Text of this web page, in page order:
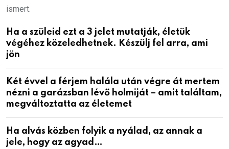
ismert.
Ha a szüleid ezt a 3 jelet mutatják, életük
végéhez közeledhetnek. Készülj fel arra, ami
jön
Két évvel a férjem halála után végre át mertem
nézni a garázsban lévő holmiját – amit találtam,
megváltoztatta az életemet
Ha alvás közben folyik a nyálad, az annak a
jele, hogy az agyad…